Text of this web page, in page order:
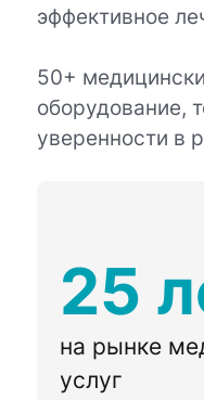
эффективное
50+
оборудование,
уверенности в
25
на рынке
услуг